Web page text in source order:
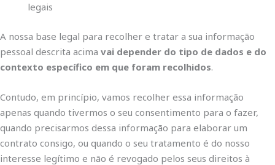
legais
A nossa base legal para recolher e tratar a sua informação
pessoal descrita acima vai depender do tipo de dados e do
contexto específico em que foram recolhidos.
Contudo, em princípio, vamos recolher essa informação
apenas quando tivermos o seu consentimento para o fazer,
quando precisarmos dessa informação para elaborar um
contrato consigo, ou quando o seu tratamento é do nosso
interesse legítimo e não é revogado pelos seus direitos à